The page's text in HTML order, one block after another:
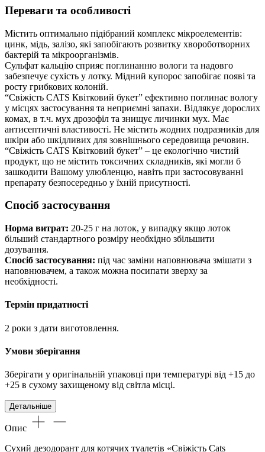
Переваги та особливості
Містить оптимально підібраний комплекс мікроелементів:
цинк, мідь, залізо, які запобігають розвитку хвороботворних
бактерій та мікроорганізмів.
Сульфат кальцію сприяє поглинанню вологи та надовго
забезпечує сухість у лотку. Мідний купорос запобігає появі та
росту грибкових колоній.
“Свіжість CATS Квітковий букет” ефективно поглинає вологу
у місцях застосування та неприємні запахи. Відлякує дорослих
комах, в т.ч. мух дрозофіл та знищує личинки мух. Має
антисептичні властивості. Не містить жодних подразників для
шкіри або шкідливих для зовнішнього середовища речовин.
“Свіжість CATS Квітковий букет” – це екологічно чистий
продукт, що не містить токсичних складників, які могли б
зашкодити Вашому улюбленцю, навіть при застосовуванні
препарату безпосередньо у їхній присутності.
Спосіб застосування
Норма витрат: 20-25 г на лоток, у випадку якщо лоток
більший стандартного розміру необхідно збільшити
дозування.
Спосіб застосування: під час заміни наповнювача змішати з
наповнювачем, а також можна посипати зверху за
необхідності.
Термін придатності
2 роки з дати виготовлення.
Умови зберігання
Зберігати у оригінальній упаковці при температурі від +15 до
+25 в сухому захищеному від світла місці.
Детальніше
Опис
Сухий дезодорант для котячих туалетів «Свіжість Cats